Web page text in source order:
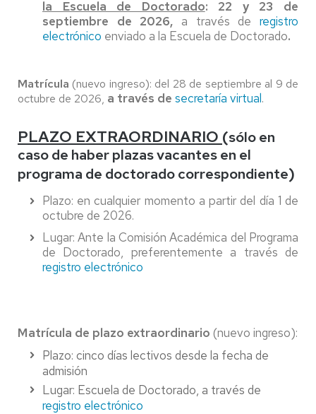
la Escuela de Doctorado: 22 y 23 de
septiembre de 2026, a través de registro
electrónico enviado a la Escuela de Doctorado.
Matrícula (nuevo ingreso): del 28 de septiembre al 9 de
octubre de 2026, a través de secretaría virtual.
PLAZO EXTRAORDINARIO (sólo en
caso de haber plazas vacantes en el
programa de doctorado correspondiente)
Plazo: en cualquier momento a partir del día 1 de
octubre de 2026.
Lugar: Ante la Comisión Académica del Programa
de Doctorado, preferentemente a través de
registro electrónico
Matrícula de plazo extraordinario (nuevo ingreso):
Plazo: cinco días lectivos desde la fecha de
admisión
Lugar: Escuela de Doctorado, a través de
registro electrónico